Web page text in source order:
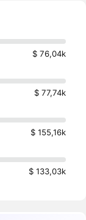
$ 76,04k
$ 77,74k
$ 155,16k
$ 133,03k